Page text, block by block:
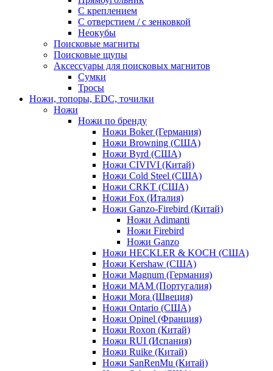
С креплением
С отверстием / с зенковкой
Неокубы
Поисковые магниты
Поисковые щупы
Аксессуары для поисковых магнитов
Сумки
Тросы
Ножи, топоры, EDC, точилки
Ножи
Ножи по бренду
Ножи Boker (Германия)
Ножи Browning (США)
Ножи Byrd (США)
Ножи CIVIVI (Китай)
Ножи Cold Steel (США)
Ножи CRKT (США)
Ножи Fox (Италия)
Ножи Ganzo-Firebird (Китай)
Ножи Adimanti
Ножи Firebird
Ножи Ganzo
Ножи HECKLER & KOCH (США)
Ножи Kershaw (США)
Ножи Magnum (Германия)
Ножи MAM (Португалия)
Ножи Mora (Швеция)
Ножи Ontario (США)
Ножи Opinel (Франция)
Ножи Roxon (Китай)
Ножи RUI (Испания)
Ножи Ruike (Китай)
Ножи SanRenMu (Китай)